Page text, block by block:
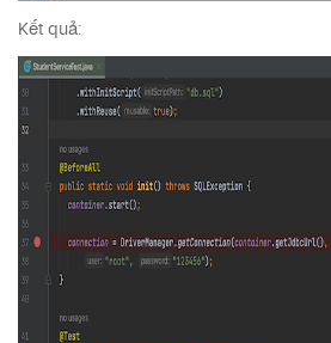
Kết quả: